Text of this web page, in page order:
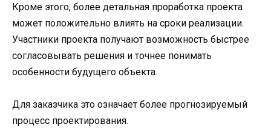
Кроме этого, более детальная проработка проекта
может положительно влиять на сроки реализации.
Участники проекта получают возможность быстрее
согласовывать решения и точнее понимать
особенности будущего объекта.
Для заказчика это означает более прогнозируемый
процесс проектирования.